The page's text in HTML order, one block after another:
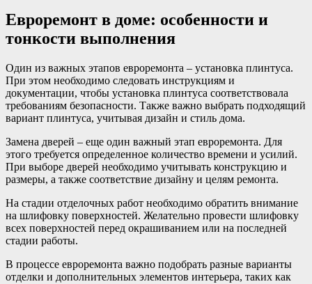
Евроремонт в доме: особенности и
тонкости выполнения
Один из важных этапов евроремонта – установка плинтуса.
При этом необходимо следовать инструкциям и
документации, чтобы установка плинтуса соответствовала
требованиям безопасности. Также важно выбрать подходящий
вариант плинтуса, учитывая дизайн и стиль дома.
Замена дверей – еще один важный этап евроремонта. Для
этого требуется определенное количество времени и усилий.
При выборе дверей необходимо учитывать конструкцию и
размеры, а также соответствие дизайну и целям ремонта.
На стадии отделочных работ необходимо обратить внимание
на шлифовку поверхностей. Желательно провести шлифовку
всех поверхностей перед окрашиванием или на последней
стадии работы.
В процессе евроремонта важно подобрать разные варианты
отделки и дополнительных элементов интерьера, таких как